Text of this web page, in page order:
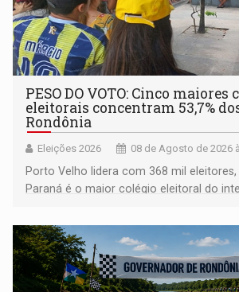
PESO DO VOTO: Cinco maiores
eleitorais concentram 53,7%
Rondônia
Eleições 2026 08 de Agosto de 2026
Porto Velho lidera com 368 mil
Paraná é o maior colégio eleitoral do